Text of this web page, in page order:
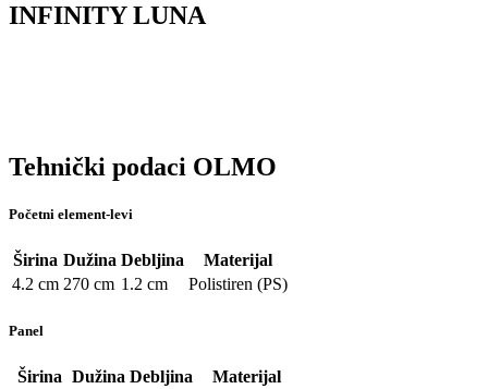
INFINITY LUNA
Tehnički podaci OLMO
Početni element-levi
Širina Dužina Debljina
Materijal
4.2 cm 270 cm 1.2 cm Polistiren (PS)
Panel
Širina Dužina Debljina
Materijal